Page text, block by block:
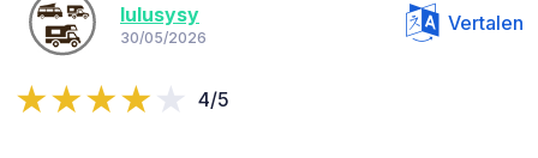
lulusysy
30/05/2026
Vertalen
4/5